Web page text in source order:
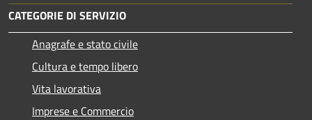
CATEGORIE DI SERVIZIO
Anagrafe e stato civile
Cultura e tempo libero
Vita lavorativa
Imprese e Commercio